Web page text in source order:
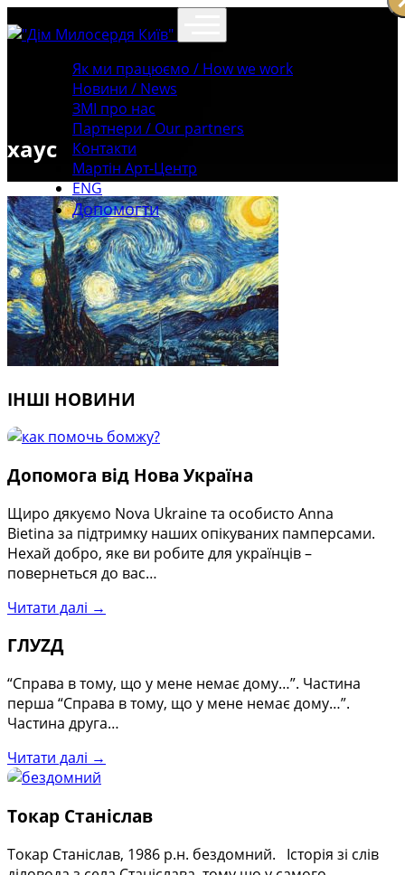
Як ми працюємо / How we work
Новини / News
ЗМІ про нас
Партнери / Our partners
Контакти
Mартін Арт-Центр
ENG
Допомогти
хаус
ІНШІ НОВИНИ
Допомога від Нова Україна
Щиро дякуємо Nova Ukraine та особисто Anna
Bietina за підтримку наших опікуваних памперсами.
Нехай добро, яке ви робите для українців –
повернеться до вас…
Читати далі →
ГЛУZД
“Справа в тому, що у мене немає дому…”. Частина
перша “Справа в тому, що у мене немає дому…”.
Частина друга…
Читати далі →
Токар Станіслав
Токар Станіслав, 1986 р.н. бездомний. Історія зі слів